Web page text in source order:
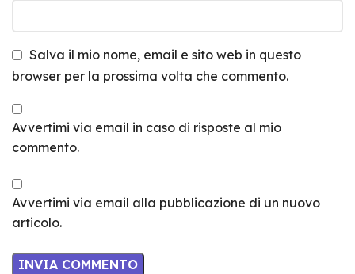
Salva il mio nome, email e sito web in questo
browser per la prossima volta che commento.
Avvertimi via email in caso di risposte al mio
commento.
Avvertimi via email alla pubblicazione di un nuovo
articolo.